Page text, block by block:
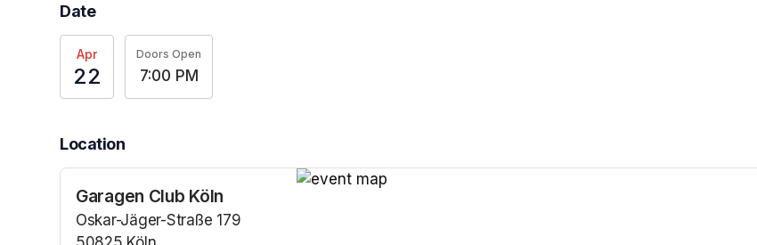
Date
Apr
22
Doors Open
7:00 PM
Location
Garagen Club Köln
Oskar-Jäger-Straße 179